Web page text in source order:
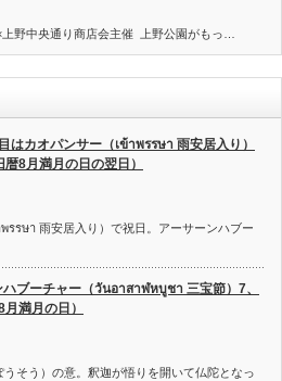
上野中央通り商店会主催 上野公園がもっ…
はカオパンサー（เข้าพรรษา 雨安居入り）
8月満月の日の翌日）
รษา 雨安居入り）で祝日。アーサーンハブー
ハブーチャー（วันอาสาฬหบูชา 三宝節）7、
満月の日）
そう）の意。釈迦が悟りを開いて仏陀となっ